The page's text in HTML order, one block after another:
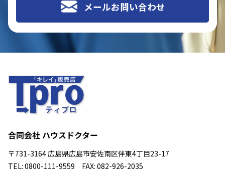
メールお問い合わせ
合同会社 ハウスドクター
〒731-3164 広島県広島市安佐南区伴東4丁目23-17
TEL: 0800-111-9559 FAX: 082-926-2035